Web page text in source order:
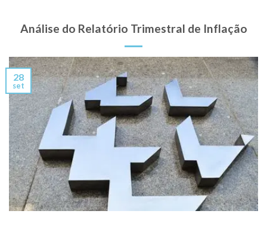
Análise do Relatório Trimestral de Inflação
28
set